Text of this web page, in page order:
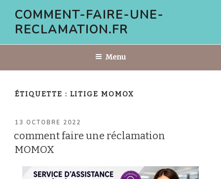
contenu
COMMENT-FAIRE-UNE-
RECLAMATION.FR
Menu
ÉTIQUETTE : LITIGE MOMOX
PUBLIÉ
13 OCTOBRE 2022
comment faire une réclamation
MOMOX